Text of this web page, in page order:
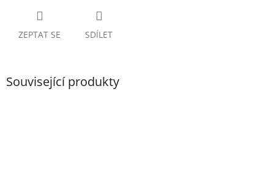
ZEPTAT SE SDÍLET
Související produkty